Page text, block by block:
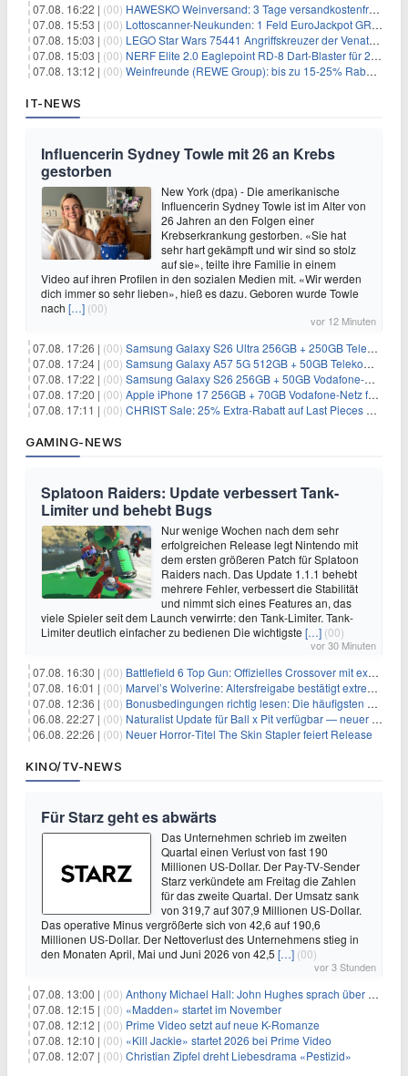
07.08. 16:22 | (00) HAWESKO Weinversand: 3 Tage versandkostenfrei bestellen (MBW 25€)
07.08. 15:53 | (00) Lottoscanner-Neukunden: 1 Feld EuroJackpot GRATIS spielen
07.08. 15:03 | (00) LEGO Star Wars 75441 Angriffskreuzer der Venator-Klasse für 50,25€
07.08. 15:03 | (00) NERF Elite 2.0 Eaglepoint RD-8 Dart-Blaster für 20,49€
07.08. 13:12 | (00) Weinfreunde (REWE Group): bis zu 15-25% Rabatt je nach Anzahl der Flaschen
IT-NEWS
Influencerin Sydney Towle mit 26 an Krebs
gestorben
New York (dpa) - Die amerikanische
Influencerin Sydney Towle ist im Alter von
26 Jahren an den Folgen einer
Krebserkrankung gestorben. «Sie hat
sehr hart gekämpft und wir sind so stolz
auf sie», teilte ihre Familie in einem
Video auf ihren Profilen in den sozialen Medien mit. «Wir werden
dich immer so sehr lieben», hieß es dazu. Geboren wurde Towle
nach […] (00)
vor 12 Minuten
07.08. 17:26 | (00) Samsung Galaxy S26 Ultra 256GB + 250GB Telekom-Netz für 34€/Monat (effektiv 5,42€/Monat)
07.08. 17:24 | (00) Samsung Galaxy A57 5G 512GB + 50GB Telekom-Netz für 20€/Monat (effektiv 3,33€/Monat)
07.08. 17:22 | (00) Samsung Galaxy S26 256GB + 50GB Vodafone-Netz für 19,99€/Monat (effektiv 1,26€/Monat)
07.08. 17:20 | (00) Apple iPhone 17 256GB + 70GB Vodafone-Netz für 34,99€/Monat (effektiv 6,41€/Monat)
07.08. 17:11 | (00) CHRIST Sale: 25% Extra-Rabatt auf Last Pieces bei Schmuck & Uhren
GAMING-NEWS
Splatoon Raiders: Update verbessert Tank-
Limiter und behebt Bugs
Nur wenige Wochen nach dem sehr
erfolgreichen Release legt Nintendo mit
dem ersten größeren Patch für Splatoon
Raiders nach. Das Update 1.1.1 behebt
mehrere Fehler, verbessert die Stabilität
und nimmt sich eines Features an, das
viele Spieler seit dem Launch verwirrte: den Tank-Limiter. Tank-
Limiter deutlich einfacher zu bedienen Die wichtigste […] (00)
vor 30 Minuten
07.08. 16:30 | (00) Battlefield 6 Top Gun: Offizielles Crossover mit exklusiven Inhalten angekündigt
07.08. 16:01 | (00) Marvel’s Wolverine: Altersfreigabe bestätigt extreme Gewalt und düstere Szenen
07.08. 12:36 | (00) Bonusbedingungen richtig lesen: Die häufigsten Stolperfallen
06.08. 22:27 | (00) Naturalist Update für Ball x Pit verfügbar — neuer Content auf allen Plattformen
06.08. 22:26 | (00) Neuer Horror‑Titel The Skin Stapler feiert Release
KINO/TV-NEWS
Für Starz geht es abwärts
Das Unternehmen schrieb im zweiten
Quartal einen Verlust von fast 190
Millionen US-Dollar. Der Pay-TV-Sender
Starz verkündete am Freitag die Zahlen
für das zweite Quartal. Der Umsatz sank
von 319,7 auf 307,9 Millionen US-Dollar.
Das operative Minus vergrößerte sich von 42,6 auf 190,6
Millionen US-Dollar. Der Nettoverlust des Unternehmens stieg in
den Monaten April, Mai und Juni 2026 von 42,5 […] (00)
vor 3 Stunden
07.08. 13:00 | (00) Anthony Michael Hall: John Hughes sprach über eine Fortsetzung von 'The Breakfast Club'
07.08. 12:15 | (00) «Madden» startet im November
07.08. 12:12 | (00) Prime Video setzt auf neue K-Romanze
07.08. 12:10 | (00) «Kill Jackie» startet 2026 bei Prime Video
07.08. 12:07 | (00) Christian Zipfel dreht Liebesdrama «Pestizid»